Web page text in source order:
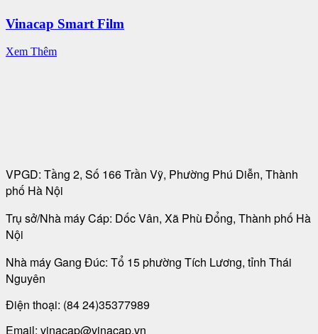
Vinacap Smart Film
Xem Thêm
VPGD: Tầng 2, Số 166 Trần Vỹ, Phường Phú Diễn, Thành
phố Hà Nội
Trụ sở/Nhà máy Cáp: Dốc Vân, Xã Phù Đổng, Thành phố Hà
Nội
Nhà máy Gang Đúc: Tổ 15 phường Tích Lương, tỉnh Thái
Nguyên
Điện thoại: (84 24)35377989
Email: vinacap@vinacap.vn